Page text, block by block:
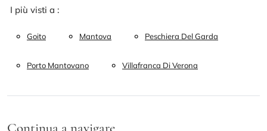
I più visti a :
Goito Mantova Peschiera Del Garda
Porto Mantovano Villafranca Di Verona